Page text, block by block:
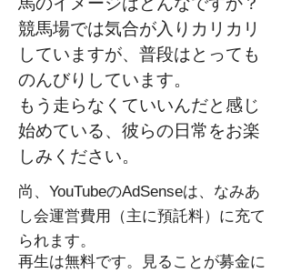
競馬場では気合が入りカリカリ
していますが、普段はとっても
のんびりしています。
もう走らなくていいんだと感じ
始めている、彼らの日常をお楽
しみください。
尚、YouTubeのAdSenseは、なみあ
し会運営費用（主に預託料）に充て
られます。​​
再生は無料です。
見ることが募金に